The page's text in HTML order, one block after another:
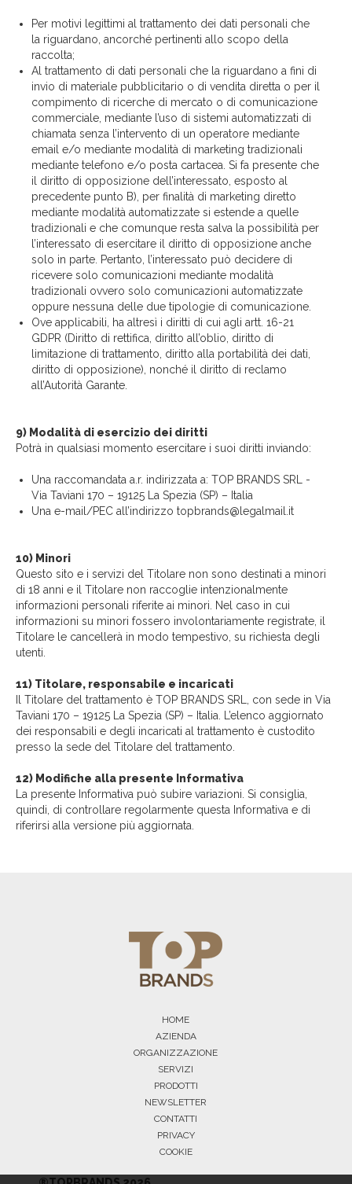
Per motivi legittimi al trattamento dei dati personali che
la riguardano, ancorché pertinenti allo scopo della
raccolta;
Al trattamento di dati personali che la riguardano a fini di
invio di materiale pubblicitario o di vendita diretta o per il
compimento di ricerche di mercato o di comunicazione
commerciale, mediante l’uso di sistemi automatizzati di
chiamata senza l’intervento di un operatore mediante
email e/o mediante modalità di marketing tradizionali
mediante telefono e/o posta cartacea. Si fa presente che
il diritto di opposizione dell’interessato, esposto al
precedente punto B), per finalità di marketing diretto
mediante modalità automatizzate si estende a quelle
tradizionali e che comunque resta salva la possibilità per
l’interessato di esercitare il diritto di opposizione anche
solo in parte. Pertanto, l’interessato può decidere di
ricevere solo comunicazioni mediante modalità
tradizionali ovvero solo comunicazioni automatizzate
oppure nessuna delle due tipologie di comunicazione.
Ove applicabili, ha altresì i diritti di cui agli artt. 16-21
GDPR (Diritto di rettifica, diritto all’oblio, diritto di
limitazione di trattamento, diritto alla portabilità dei dati,
diritto di opposizione), nonché il diritto di reclamo
all’Autorità Garante.
9) Modalità di esercizio dei diritti
Potrà in qualsiasi momento esercitare i suoi diritti inviando:
Una raccomandata a.r. indirizzata a: TOP BRANDS SRL -
Via Taviani 170 – 19125 La Spezia (SP) – Italia
Una e-mail/PEC all’indirizzo topbrands@legalmail.it
10) Minori
Questo sito e i servizi del Titolare non sono destinati a minori
di 18 anni e il Titolare non raccoglie intenzionalmente
informazioni personali riferite ai minori. Nel caso in cui
informazioni su minori fossero involontariamente registrate, il
Titolare le cancellerà in modo tempestivo, su richiesta degli
utenti.
11) Titolare, responsabile e incaricati
Il Titolare del trattamento è TOP BRANDS SRL, con sede in Via
Taviani 170 – 19125 La Spezia (SP) – Italia. L’elenco aggiornato
dei responsabili e degli incaricati al trattamento è custodito
presso la sede del Titolare del trattamento.
12) Modifiche alla presente Informativa
La presente Informativa può subire variazioni. Si consiglia,
quindi, di controllare regolarmente questa Informativa e di
riferirsi alla versione più aggiornata.
HOME
AZIENDA
ORGANIZZAZIONE
SERVIZI
PRODOTTI
NEWSLETTER
CONTATTI
PRIVACY
COOKIE